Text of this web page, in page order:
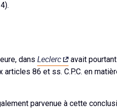
dans Leclerc
avait
86 et ss. C.P.C. en
parvenue à cette